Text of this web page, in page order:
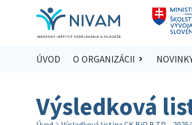
ÚVOD O ORGANIZÁCII
Výsledková